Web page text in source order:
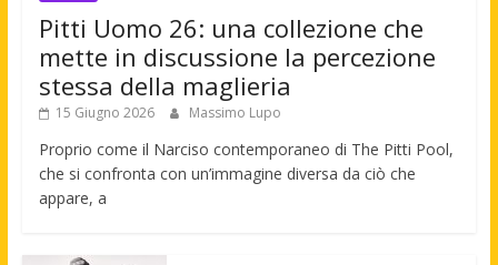
Pitti Uomo 26: una collezione che
mette in discussione la percezione
stessa della maglieria
15 Giugno 2026 Massimo Lupo
Proprio come il Narciso contemporaneo di The Pitti Pool,
che si confronta con un’immagine diversa da ciò che
appare, a